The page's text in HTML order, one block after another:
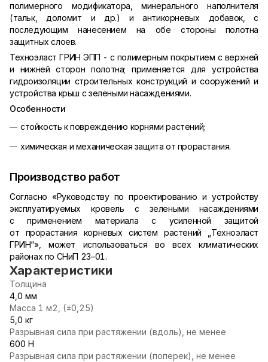
полимерного модификатора, минерального наполнителя
(тальк, доломит и др.) и антикорневых добавок, с
последующим нанесением на обе стороны полотна
защитных слоев.
Техноэласт ГРИН ЭПП - с полимерным покрытием с верхней
и нижней сторон полотна; применяется для устройства
гидроизоляции строительных конструкций и сооружений и
устройства крыш с зелеными насаждениями.
Особенности
стойкость к повреждению корнями растений;
химическая и механическая защита от прорастания.
Производство работ
Согласно «Руководству по проектированию и устройству
эксплуатируемых кровель с зелеными насаждениями
с применением материала с усиленной защитой
от прорастания корневых систем растений „Техноэласт
ГРИН“», может использоваться во всех климатических
районах по СНиП 23–01.
Характеристики
Толщина
4,0 мм
Масса 1 м2, (±0,25)
5,0 кг
Разрывная сила при растяжении (вдоль), не менее
600 Н
Разрывная сила при растяжении (поперек), не менее